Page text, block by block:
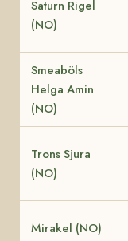
Saturn Rigel
(NO)
Smeaböls
Helga Amin
(NO)
Trons Sjura
(NO)
Mirakel (NO)